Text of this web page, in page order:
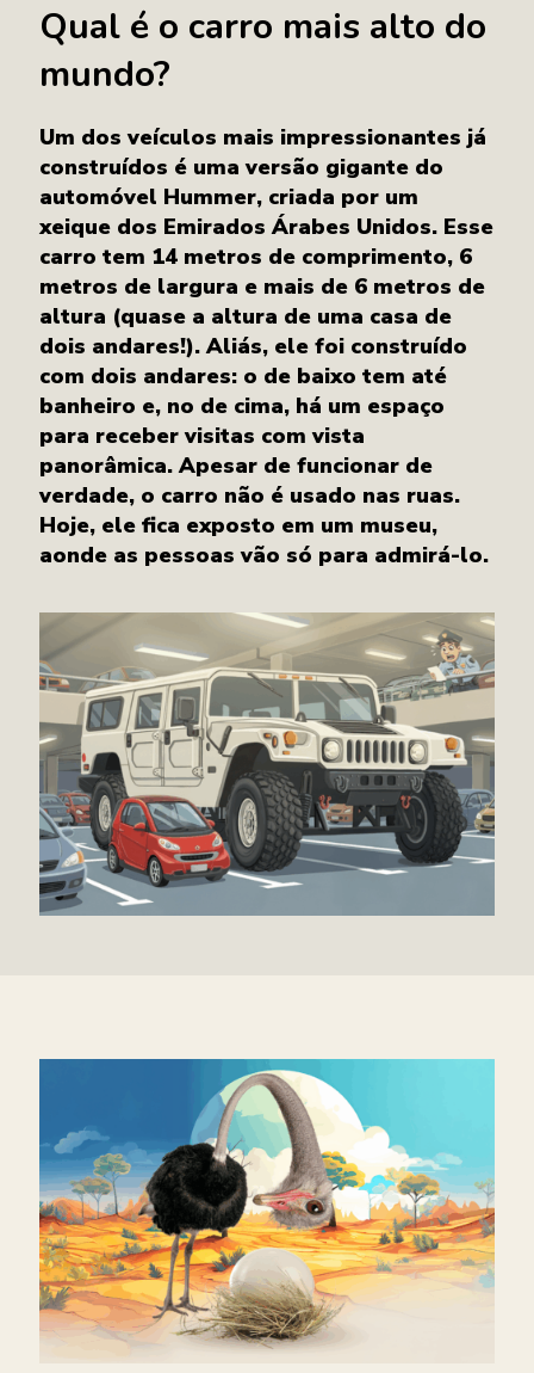
Qual é o carro mais alto do
mundo?
Um dos veículos mais impressionantes já
construídos é uma versão gigante do
automóvel Hummer, criada por um
xeique dos Emirados Árabes Unidos. Esse
carro tem 14 metros de comprimento, 6
metros de largura e mais de 6 metros de
altura (quase a altura de uma casa de
dois andares!). Aliás, ele foi construído
com dois andares: o de baixo tem até
banheiro e, no de cima, há um espaço
para receber visitas com vista
panorâmica. Apesar de funcionar de
verdade, o carro não é usado nas ruas.
Hoje, ele fica exposto em um museu,
aonde as pessoas vão só para admirá-lo.